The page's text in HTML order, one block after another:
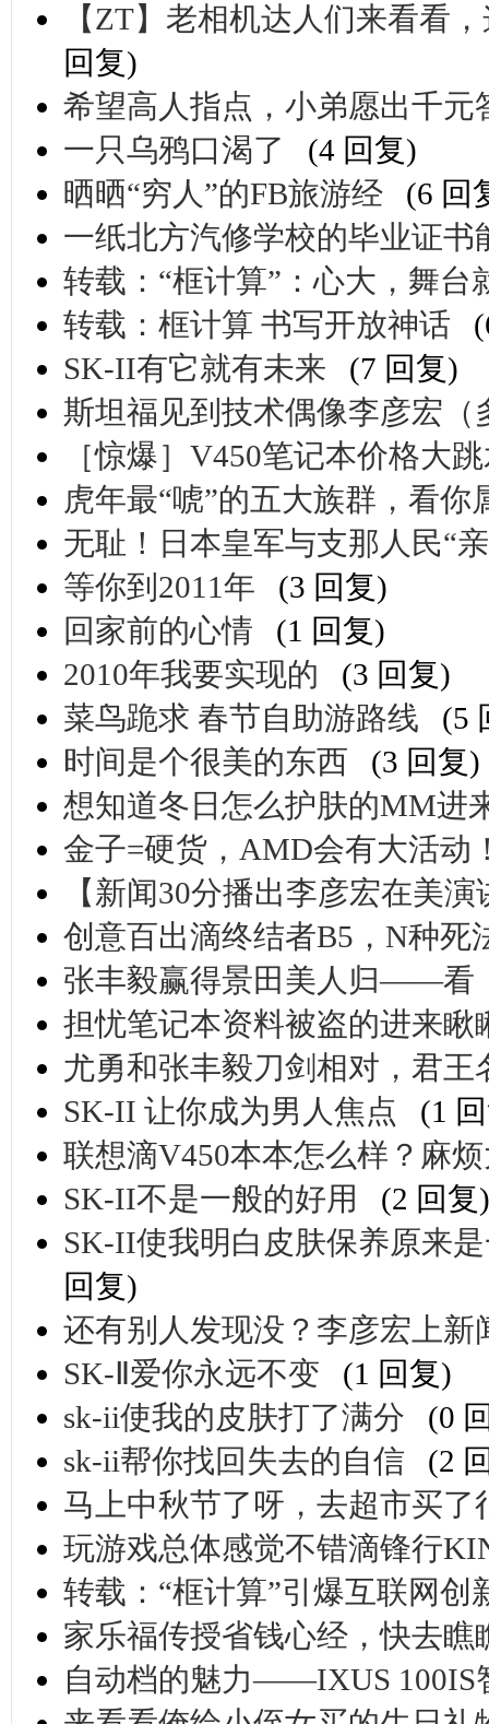
【ZT】老相机达人们来看看
回复)
希望高人指点，小弟愿出千元
一只乌鸦口渴了
(4 回复)
晒晒“穷人”的FB旅游经
(6 回
一纸北方汽修学校的毕业证书
转载：“框计算”：心大，舞台
转载：框计算 书写开放神话
SK-II有它就有未来
(7 回复)
斯坦福见到技术偶像李彦宏（
［惊爆］V450笔记本价格大
虎年最“唬”的五大族群，看你
无耻！日本皇军与支那人民“
等你到2011年
(3 回复)
回家前的心情
(1 回复)
2010年我要实现的
(3 回复)
菜鸟跪求 春节自助游路线
(5
时间是个很美的东西
(3 回复)
想知道冬日怎么护肤的MM进
金子=硬货，AMD会有大活动
【新闻30分播出李彦宏在美演
创意百出滴终结者B5，N种死
张丰毅赢得景田美人归——看
担忧笔记本资料被盗的进来瞅
尤勇和张丰毅刀剑相对，君
SK-II 让你成为男人焦点
(1
联想滴V450本本怎么样？麻
SK-II不是一般的好用
(2 回复)
SK-II使我明白皮肤保养原来
回复)
还有别人发现没？李彦宏上
SK-Ⅱ爱你永远不变
(1 回复)
sk-ii使我的皮肤打了满分
(0
sk-ii帮你找回失去的自信
(2
马上中秋节了呀，去超市买了
玩游戏总体感觉不错滴锋行
转载：“框计算”引爆互联网创
家乐福传授省钱心经，快去瞧
自动档的魅力——IXUS 100IS